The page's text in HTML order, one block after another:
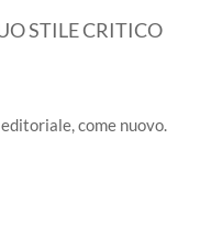
STILE CRITICO
come nuovo.